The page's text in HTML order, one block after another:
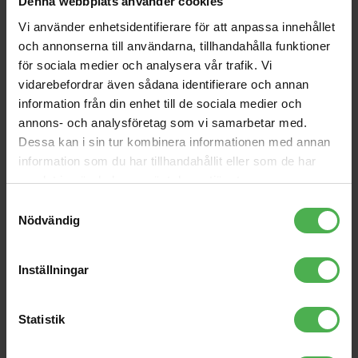
Vi använder enhetsidentifierare för att anpassa innehållet
och annonserna till användarna, tillhandahålla funktioner
för sociala medier och analysera vår trafik. Vi
vidarebefordrar även sådana identifierare och annan
information från din enhet till de sociala medier och
annons- och analysföretag som vi samarbetar med.
Dessa kan i sin tur kombinera informationen med annan
information som du har tillhandahållit eller som de har
samlat in när du har använt deras tjänster.
Nödvändig
Inställningar
Statistik
Double RCA-Angled RCA
149 kr 339 kr
PAR-30 230V SMD 11W E-
27 LED red
245 kr
Powercable powercon
3mtr to schuko 3x 2.5
mm
703 kr
VM-50 Black
2229 kr
EB-4603 Strap Blocks,
Black & Red, 4 pc
56 kr
2xXLR Ma > 2x6.3mm Ma